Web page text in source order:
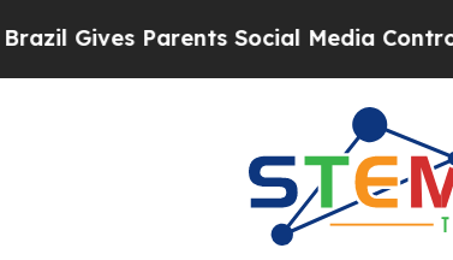
Parents Social Media Controls for